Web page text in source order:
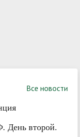
Все новости
День второй.